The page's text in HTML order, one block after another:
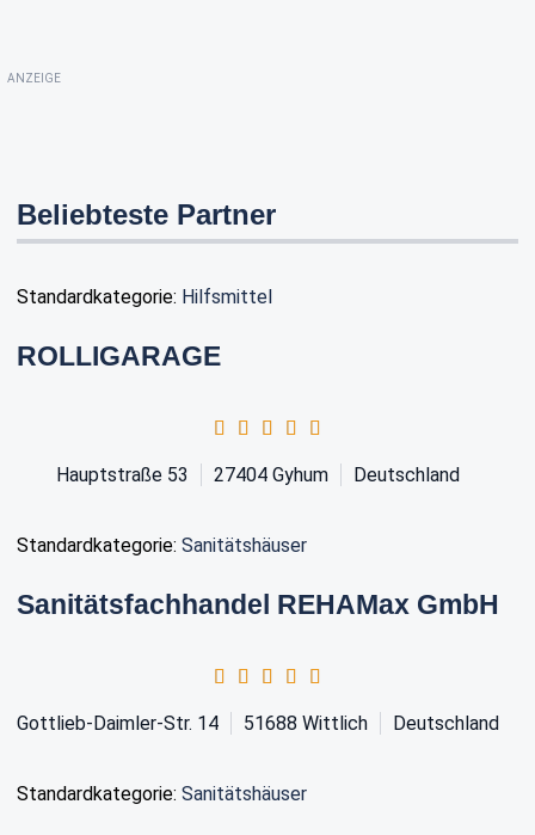
ANZEIGE
Beliebteste Partner
Standardkategorie: Hilfsmittel
ROLLIGARAGE
Hauptstraße 53 27404 Gyhum Deutschland
Standardkategorie: Sanitätshäuser
Sanitätsfachhandel REHAMax GmbH
Gottlieb-Daimler-Str. 14 51688 Wittlich Deutschland
Standardkategorie: Sanitätshäuser